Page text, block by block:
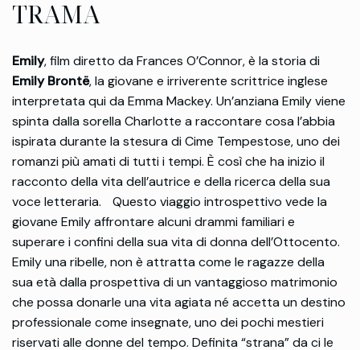
TRAMA
Emily, film diretto da Frances O’Connor, è la storia di
Emily Brontë, la giovane e irriverente scrittrice inglese
interpretata qui da Emma Mackey. Un’anziana Emily viene
spinta dalla sorella Charlotte a raccontare cosa l’abbia
ispirata durante la stesura di Cime Tempestose, uno dei
romanzi più amati di tutti i tempi. È così che ha inizio il
racconto della vita dell’autrice e della ricerca della sua
voce letteraria. Questo viaggio introspettivo vede la
giovane Emily affrontare alcuni drammi familiari e
superare i confini della sua vita di donna dell’Ottocento.
Emily una ribelle, non è attratta come le ragazze della
sua età dalla prospettiva di un vantaggioso matrimonio
che possa donarle una vita agiata né accetta un destino
professionale come insegnate, uno dei pochi mestieri
riservati alle donne del tempo. Definita “strana” da ci le